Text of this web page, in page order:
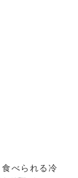
べられる冷